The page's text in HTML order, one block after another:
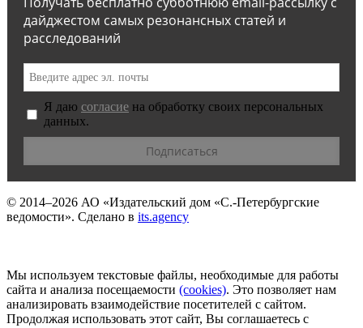
дайджестом самых резонансных статей и
расследований
Я даю согласие на обработку своих персональных
данных.
© 2014–2026 АО «Издательский дом «С.-Петербургские
ведомости». Сделано в its.agency
Мы используем текстовые файлы, необходимые для работы
сайта и анализа посещаемости (сookies). Это позволяет нам
анализировать взаимодействие посетителей с сайтом.
Продолжая использовать этот сайт, Вы соглашаетесь с